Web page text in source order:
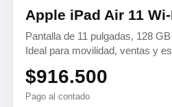
Apple iPad Air 11
Pantalla de 11 pulgadas, 128
Ideal para movilidad, ventas y
$916.500
Pago al contado